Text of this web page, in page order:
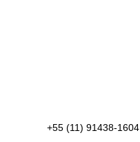
+55 (11) 91438-1604